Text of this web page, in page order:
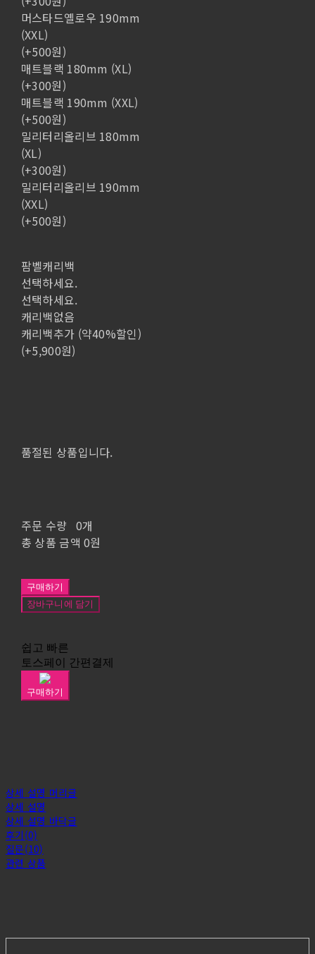
머스타드옐로우 190mm
(XXL)
(+500원)
매트블랙 180mm (XL)
(+300원)
매트블랙 190mm (XXL)
(+500원)
밀리터리올리브 180mm
(XL)
(+300원)
밀리터리올리브 190mm
(XXL)
(+500원)
팜벨캐리백
선택하세요.
선택하세요.
캐리백없음
캐리백추가 (약40%할인)
(+5,900원)
품절된 상품입니다.
주문 수량 0개
총 상품 금액 0원
구매하기
장바구니에 담기
쉽고 빠른
토스페이 간편결제
구매하기
상세 설명 머리글
상세 설명
상세 설명 바닥글
후기(0)
질문(10)
관련 상품